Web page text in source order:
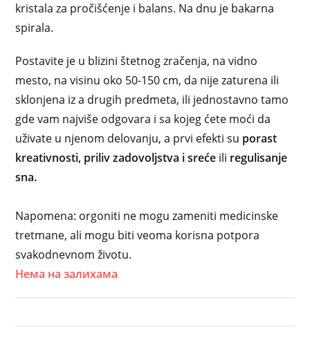
kristala za pročišćenje i balans. Na dnu je bakarna
spirala.
Postavite je u blizini štetnog zračenja, na vidno
mesto, na visinu oko 50-150 cm, da nije zaturena ili
sklonjena iz a drugih predmeta, ili jednostavno tamo
gde vam najviše odgovara i sa kojeg ćete moći da
uživate u njenom delovanju, a prvi efekti su porast
kreativnosti, priliv zadovoljstva i sreće ili regulisanje
sna.
Napomena: orgoniti ne mogu zameniti medicinske
tretmane, ali mogu biti veoma korisna potpora
svakodnevnom životu.
Нема на залихама